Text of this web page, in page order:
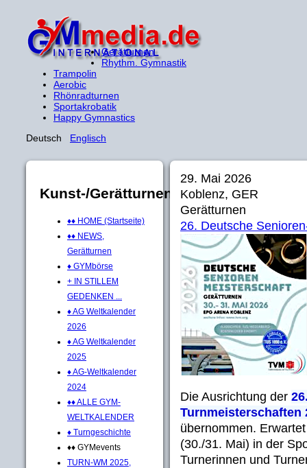
Gerätturnen
Rhythm. Gymnastik
Trampolin
Aerobic
Rhönradturnen
Sportakrobatik
Happy Gymnastics
Deutsch Englisch
Kunst-/Gerätturnen
♦♦ HOME (Startseite)
♦♦ NEWS,
Gerätturnen
♦ GYMbörse
+ IN STILLEM
GEDENKEN ...
♦ AG Weltkalender
2026
♦ AG Weltkalender
2025
♦ AG-Weltkalender
2024
♦♦ ALLE GYM-
WELTKALENDER
♦ Turngeschichte
♦♦ GYMevents
TURN-WM 2025,
29. Mai 2026
Koblenz, GER
Gerätturnen
26. Deutsche
Die Ausrichtung der
Turnmeisterschaften
übernommen.
(30./31. Mai) in der
Turnerinnen und